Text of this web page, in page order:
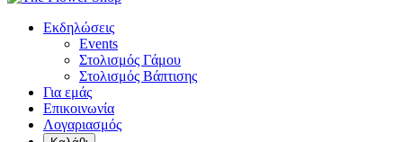
Εκδηλώσεις
Events
Στολισμός Γάμου
Στολισμός Βάπτισης
Για εμάς
Επικοινωνία
Λογαριασμός